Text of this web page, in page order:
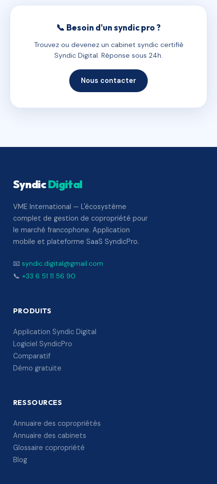
📞 Besoin d'un syndic pro ?
Trouvez ou devenez un cabinet syndic certifié
Syndic Digital. Réponse sous 24h.
Nous contacter
SyndicDigital
VME International — L'écosystème
complet de gestion de copropriété pour
le marché francophone. Application
mobile et plateforme SaaS SyndicPro.
📧 syndic.digital@gmail.com
📞 +33 6 51 11 56 90
PRODUITS
Application Syndic Digital
Logiciel SyndicPro
Comparatif
Démo gratuite
RESSOURCES
Annuaire des copropriétés
Annuaire des cabinets
Glossaire copropriété
Blog